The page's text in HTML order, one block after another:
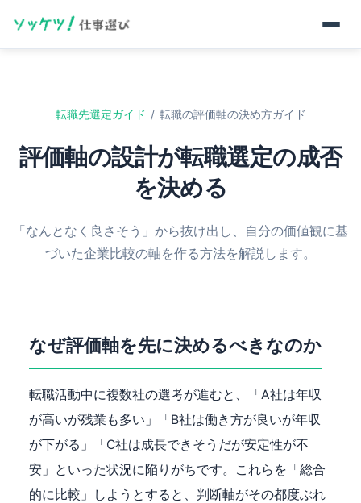
転職先選定ガイド / 転職の評価軸の決め方ガイド
評価軸の設計が転職選定の成否
を決める
「なんとなく良さそう」から抜け出し、自分の価値観に基
づいた企業比較の軸を作る方法を解説します。
なぜ評価軸を先に決めるべきなのか
転職活動中に複数社の選考が進むと、「A社は年収
が高いが残業も多い」「B社は働き方が良いが年収
が下がる」「C社は成長できそうだが安定性が不
安」といった状況に陥りがちです。これらを「総合
的に比較」しようとすると、判断軸がその都度ぶれ